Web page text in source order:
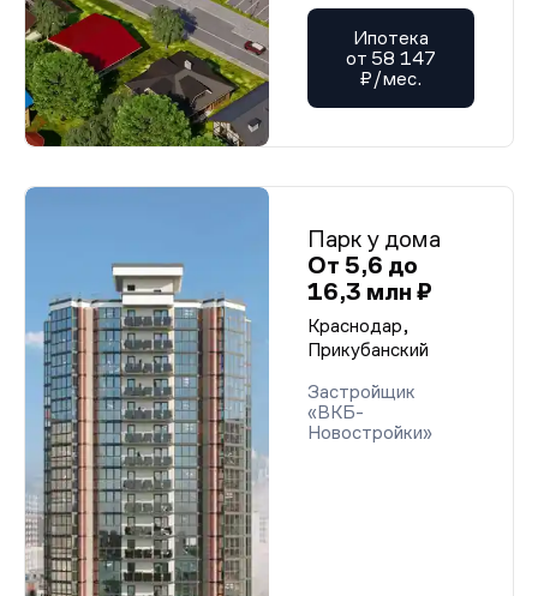
Ипотека
от 58 147
₽/мес.
Парк у дома
От 5,6 до
16,3 млн ₽
Краснодар,
Прикубанский
Застройщик
«ВКБ-
Новостройки»